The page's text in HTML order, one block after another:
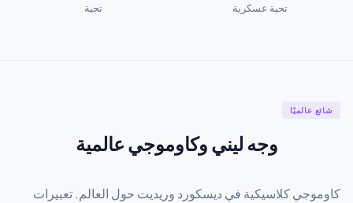
تحية عسكرية تحية
شائع عالميًا
وجه ليني وكاوموجي عالمية
كاوموجي كلاسيكية في ديسكورد وريديت حول العالم. تعبيرات